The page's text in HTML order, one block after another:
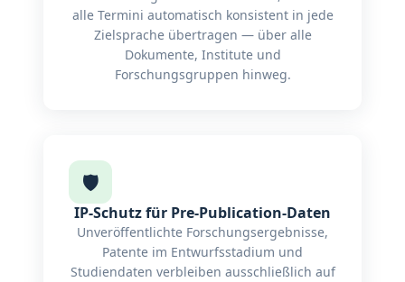
alle Termini automatisch konsistent in jede
Zielsprache übertragen — über alle
Dokumente, Institute und
Forschungsgruppen hinweg.
🛡️
IP-Schutz für Pre-Publication-Daten
Unveröffentlichte Forschungsergebnisse,
Patente im Entwurfsstadium und
Studiendaten verbleiben ausschließlich auf